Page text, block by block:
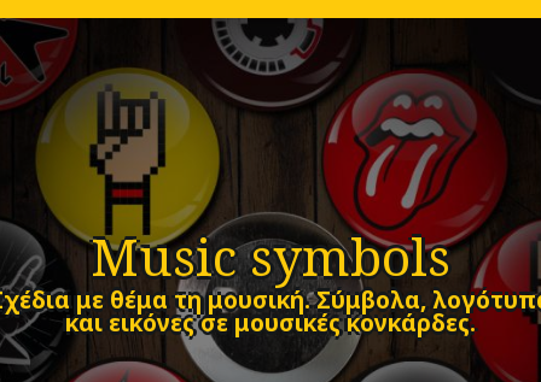
Music symbols
με θέμα τη μουσική. Σύμβολα,
και εικόνες σε μουσικές κονκάρδες.